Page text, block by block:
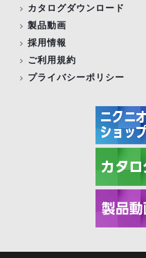
カタログダウンロード
製品動画
採用情報
ご利用規約
プライバシーポリシー